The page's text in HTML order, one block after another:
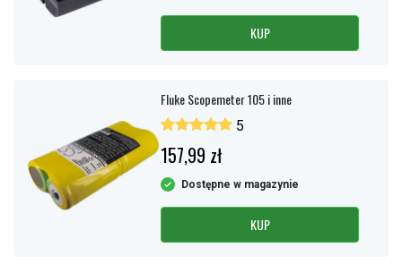
KUP
Fluke Scopemeter 105 i inne
5
157,99 zł
Dostępne w magazynie
KUP